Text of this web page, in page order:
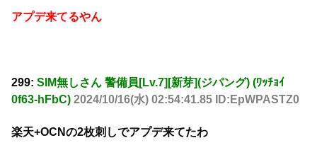
アプデ来てるやん
299: SIM無しさん 警備員[Lv.7][新芽](ジパング) (ﾜｯﾁｮｲ
0f63-hFbC) 2024/10/16(水) 02:54:41.85 ID:EpWPASTZ0
楽天+OCNの2枚刺しでアプデ来てたわ